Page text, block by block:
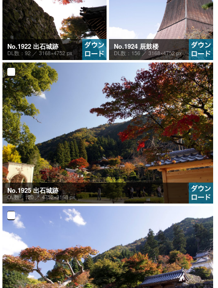
No.1922 出石城跡
DL数：92 ／ 3168×4752 px
No.1924 辰鼓楼
DL数：156 ／ 3168×4752 px
No.1925 出石城跡
DL数：120 ／4752×3168 px